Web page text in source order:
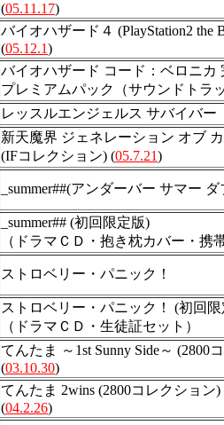
(05.11.17)
バイオハザード４ (PlayStation2 the
(05.12.1)
バイオハザード コード：ベロニカ
プレミアムパック（サウンドトラ
レッスルエンジェルス サバイバー
新天魔界 ジェネレーション オブ
(IFコレクション) (05.7.21)
_summer##(アンダーバー サマー
_summer## (初回限定版)
（ドラマＣＤ・抱き枕カバー・携
ストロベリー・パニック！
ストロベリー・パニック！ (初回
（ドラマＣＤ・生徒証セット）
てんたま ～1st Sunny Side～ (2800
(03.10.30)
てんたま 2wins (2800コレクション)
(04.2.26)